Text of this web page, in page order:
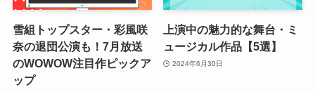
雪組トップスター・彩風咲
奈の退団公演も！7月放送
のWOWOW注目作ピックア
ップ
上演中の魅力的な舞台・ミ
ュージカル作品【5選】
2024年6月30日